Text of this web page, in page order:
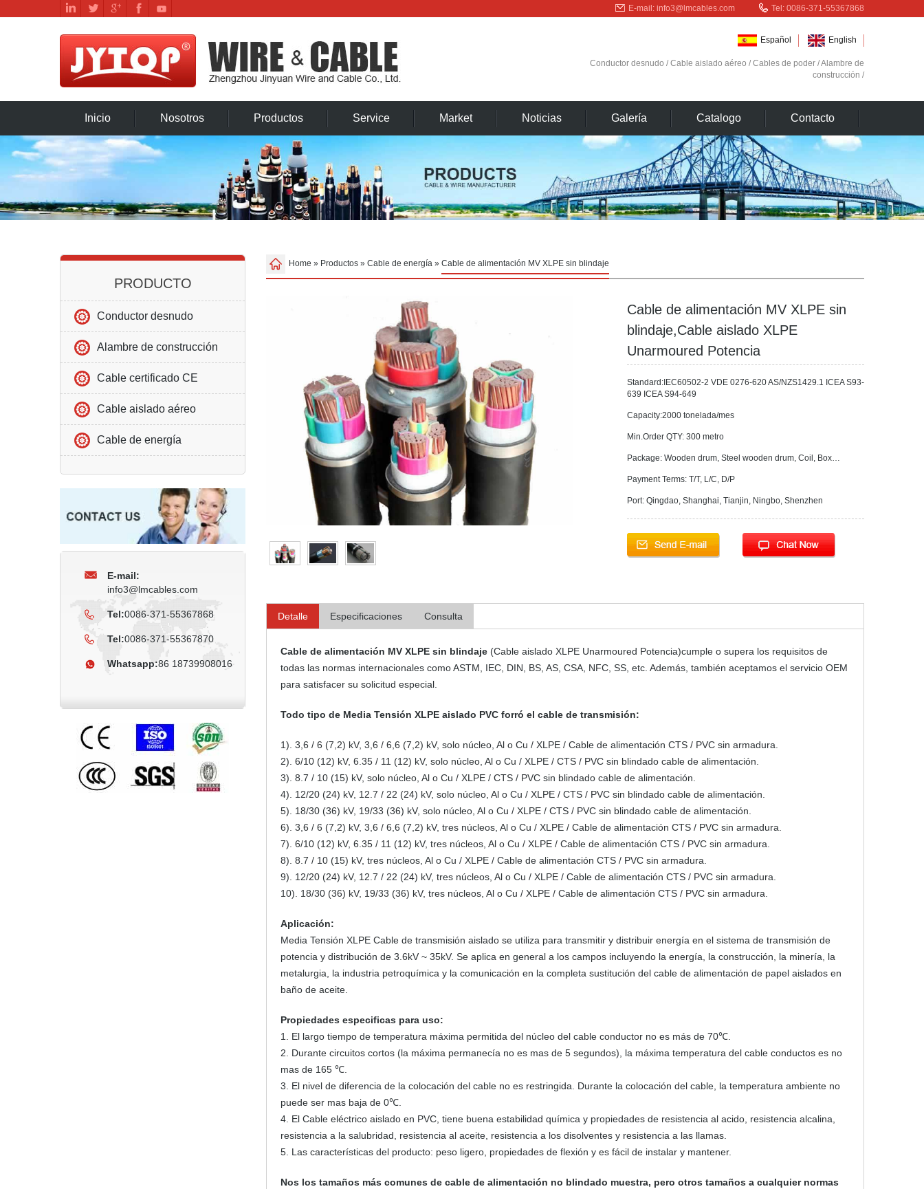
E-mail: info3@lmcables.com Tel: 0086-371-55367868
Español English
Conductor desnudo /Cable aislado aéreo /Cables de poder /Alambre de
construcción /
Inicio Nosotros Productos Service Market Noticias Galería Catalogo Contacto
PRODUCTO
Conductor desnudo
Alambre de construcción
Cable certificado CE
Cable aislado aéreo
Cable de energía
E-mail:
info3@lmcables.com
Tel:0086-371-55367868
Tel:0086-371-55367870
Whatsapp:86 18739908016
Home » Productos » Cable de energía » Cable de alimentación MV XLPE sin blindaje
Cable de alimentación MV XLPE sin
blindaje,Cable aislado XLPE
Unarmoured Potencia
Standard:IEC60502-2 VDE 0276-620 AS/NZS1429.1 ICEA S93-
639 ICEA S94-649
Capacity:2000 tonelada/mes
Min.Order QTY: 300 metro
Package: Wooden drum, Steel wooden drum, Coil, Box…
Payment Terms: T/T, L/C, D/P
Port: Qingdao, Shanghai, Tianjin, Ningbo, Shenzhen
Detalle Especificaciones Consulta
Cable de alimentación MV XLPE sin blindaje (Cable aislado XLPE Unarmoured Potencia)cumple o supera los requisitos de
todas las normas internacionales como ASTM, IEC, DIN, BS, AS, CSA, NFC, SS, etc. Además, también aceptamos el servicio OEM
para satisfacer su solicitud especial.
Todo tipo de Media Tensión XLPE aislado PVC forró el cable de transmisión:
1). 3,6 / 6 (7,2) kV, 3,6 / 6,6 (7,2) kV, solo núcleo, Al o Cu / XLPE / Cable de alimentación CTS / PVC sin armadura.
2). 6/10 (12) kV, 6.35 / 11 (12) kV, solo núcleo, Al o Cu / XLPE / CTS / PVC sin blindado cable de alimentación.
3). 8.7 / 10 (15) kV, solo núcleo, Al o Cu / XLPE / CTS / PVC sin blindado cable de alimentación.
4). 12/20 (24) kV, 12.7 / 22 (24) kV, solo núcleo, Al o Cu / XLPE / CTS / PVC sin blindado cable de alimentación.
5). 18/30 (36) kV, 19/33 (36) kV, solo núcleo, Al o Cu / XLPE / CTS / PVC sin blindado cable de alimentación.
6). 3,6 / 6 (7,2) kV, 3,6 / 6,6 (7,2) kV, tres núcleos, Al o Cu / XLPE / Cable de alimentación CTS / PVC sin armadura.
7). 6/10 (12) kV, 6.35 / 11 (12) kV, tres núcleos, Al o Cu / XLPE / Cable de alimentación CTS / PVC sin armadura.
8). 8.7 / 10 (15) kV, tres núcleos, Al o Cu / XLPE / Cable de alimentación CTS / PVC sin armadura.
9). 12/20 (24) kV, 12.7 / 22 (24) kV, tres núcleos, Al o Cu / XLPE / Cable de alimentación CTS / PVC sin armadura.
10). 18/30 (36) kV, 19/33 (36) kV, tres núcleos, Al o Cu / XLPE / Cable de alimentación CTS / PVC sin armadura.
Aplicación:
Media Tensión XLPE Cable de transmisión aislado se utiliza para transmitir y distribuir energía en el sistema de transmisión de
potencia y distribución de 3.6kV ~ 35kV. Se aplica en general a los campos incluyendo la energía, la construcción, la minería, la
metalurgia, la industria petroquímica y la comunicación en la completa sustitución del cable de alimentación de papel aislados en
baño de aceite.
Propiedades especificas para uso:
1. El largo tiempo de temperatura máxima permitida del núcleo del cable conductor no es más de 70℃.
2. Durante circuitos cortos (la máxima permanecía no es mas de 5 segundos), la máxima temperatura del cable conductos es no
mas de 165 ℃.
3. El nivel de diferencia de la colocación del cable no es restringida. Durante la colocación del cable, la temperatura ambiente no
puede ser mas baja de 0℃.
4. El Cable eléctrico aislado en PVC, tiene buena estabilidad química y propiedades de resistencia al acido, resistencia alcalina,
resistencia a la salubridad, resistencia al aceite, resistencia a los disolventes y resistencia a las llamas.
5. Las características del producto: peso ligero, propiedades de flexión y es fácil de instalar y mantener.
Nos los tamaños más comunes de cable de alimentación no blindado muestra, pero otros tamaños a cualquier normas